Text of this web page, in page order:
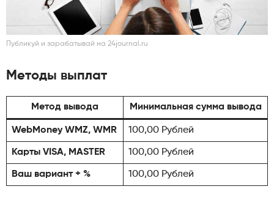
Публикуй и зарабатывай на 24journal.ru
Методы выплат
Метод вывода Минимальная сумма вывода
WebMoney WMZ, WMR 100,00 Рублей
Карты VISA, MASTER 100,00 Рублей
Ваш вариант + % 100,00 Рублей